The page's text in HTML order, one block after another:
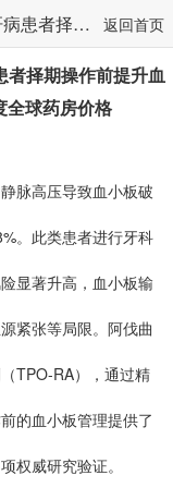
返回首页
阿伐曲泊帕Avatrombopag在慢性肝病患者择期操作前提升血小板计数的效果，阿伐曲泊帕印度全球药房价格
择期操作前提升血
全球药房价格
脉高压导致血小板破
。此类患者进行牙科
显著升高，血小板输
紧张等局限。阿伐曲
TPO-RA），通过精
的血小板管理提供了
权威研究验证。